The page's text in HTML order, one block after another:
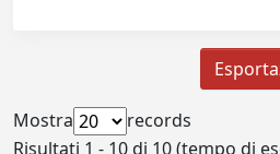
Mostra
records
Risultati 1 - 10 di 10 (tempo di